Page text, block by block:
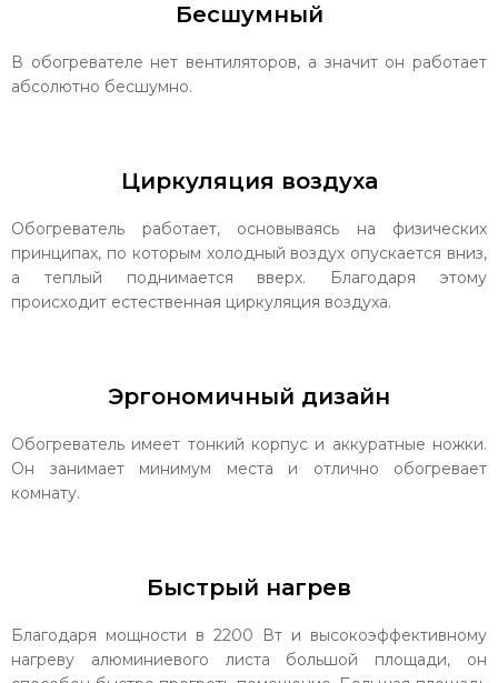
Бесшумный
В обогревателе нет вентиляторов, а значит он работает
абсолютно бесшумно.
Циркуляция воздуха
Обогреватель работает, основываясь на физических
принципах, по которым холодный воздух опускается вниз,
а теплый поднимается вверх. Благодаря этому
происходит естественная циркуляция воздуха.
Эргономичный дизайн
Обогреватель имеет тонкий корпус и аккуратные ножки.
Он занимает минимум места и отлично обогревает
комнату.
Быстрый нагрев
Благодаря мощности в 2200 Вт и высокоэффективному
нагреву алюминиевого листа большой площади, он